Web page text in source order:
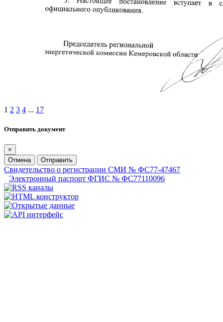
1 2 3 4 ... 17
Отправить документ
×
Отмена
Отправить
Свидетельство о регистрации СМИ № ФС77-47467
Электронный паспорт ФГИС № ФС77110096